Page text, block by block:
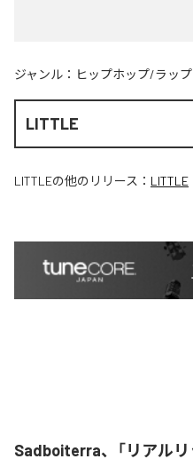
ジャンル： ヒップホップ/ラップ
LITTLE
LITTLEの他のリリース： LITTLE
Sadboiterra、「リアルリ